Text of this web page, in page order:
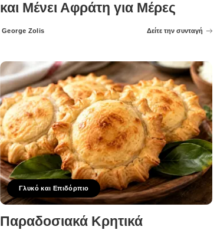
και Μένει Αφράτη για Μέρες
Posted
George Zolis Δείτε την συνταγή
Γλυκό και Επιδόρπιο
Παραδοσιακά Κρητικά